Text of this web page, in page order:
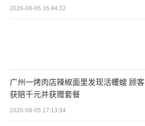
2026-08-06 16:44:32
广州一烤肉店辣椒面里发现活蠼螋 顾客
获赔千元并获赠套餐
2026-08-05 17:13:34